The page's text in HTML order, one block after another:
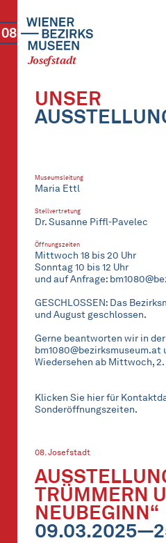
Josefstadt
08
UNSER
Museumsleitung
Maria Ettl
Stellvertretung
Dr. Susanne Piffl-Pavelec
Öffnungszeiten
Mittwoch 18 bis 20 Uhr
Sonntag 10 bis 12 Uhr
und auf Anfrage:
GESCHLOSSEN: Das
und August geschlossen.
Gerne beantworten wir in
bm1080@bezirksmuseum.at
Wiedersehen ab Mittwoch,
Klicken Sie hier für
Sonderöffnungszeiten.
08. Josefstadt
TRÜMMERN
NEUBEGINN“